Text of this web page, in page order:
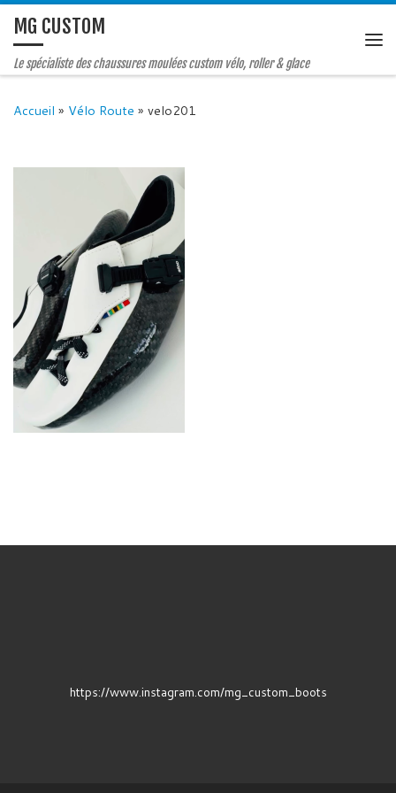
MG CUSTOM
Le spécialiste des chaussures moulées custom vélo, roller & glace
Accueil » Vélo Route » velo201
https://www.instagram.com/mg_custom_boots